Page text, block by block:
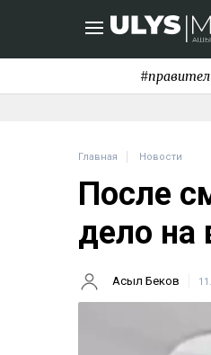
Главная Новости
После
дело на
Асыл Беков